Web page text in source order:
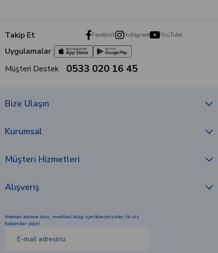
Takip Et Facebook Instagram YouTube
Uygulamalar
Müşteri Destek
0533 020 16 45
Bize Ulaşın
Kurumsal
Müşteri Hizmetleri
Alışveriş
Hemen abone olun, medikal blog içeriklerimizden ilk siz
haberdar olun!